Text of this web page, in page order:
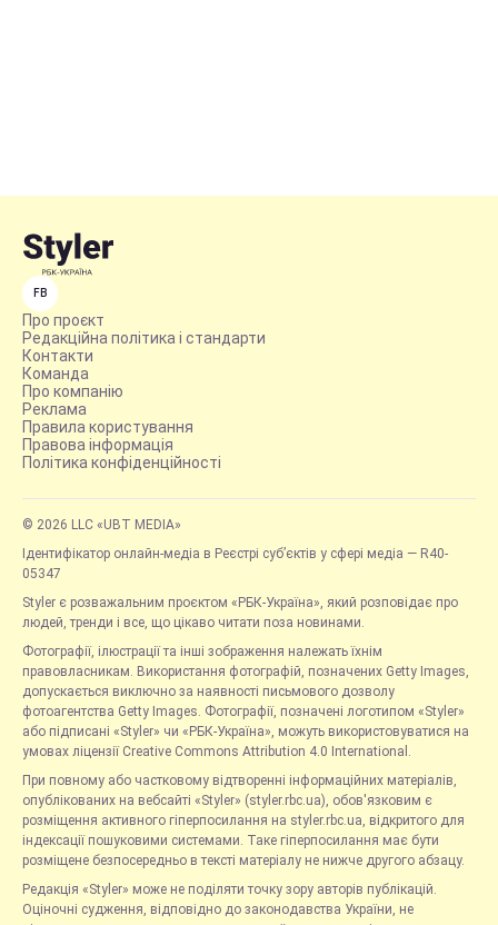
FB
Про проєкт
Редакційна політика і стандарти
Контакти
Команда
Про компанію
Реклама
Правила користування
Правова інформація
Політика конфіденційності
© 2026 LLC «UBT MEDIA»
Ідентифікатор онлайн-медіа в Реєстрі суб’єктів у сфері медіа — R40-
05347
Styler є розважальним проєктом «РБК-Україна», який розповідає про
людей, тренди і все, що цікаво читати поза новинами.
Фотографії, ілюстрації та інші зображення належать їхнім
правовласникам. Використання фотографій, позначених Getty Images,
допускається виключно за наявності письмового дозволу
фотоагентства Getty Images. Фотографії, позначені логотипом «Styler»
або підписані «Styler» чи «РБК-Україна», можуть використовуватися на
умовах ліцензії Creative Commons Attribution 4.0 International.
При повному або частковому відтворенні інформаційних матеріалів,
опублікованих на вебсайті «Styler» (styler.rbc.ua), обов'язковим є
розміщення активного гіперпосилання на styler.rbc.ua, відкритого для
індексації пошуковими системами. Таке гіперпосилання має бути
розміщене безпосередньо в тексті матеріалу не нижче другого абзацу.
Редакція «Styler» може не поділяти точку зору авторів публікацій.
Оціночні судження, відповідно до законодавства України, не